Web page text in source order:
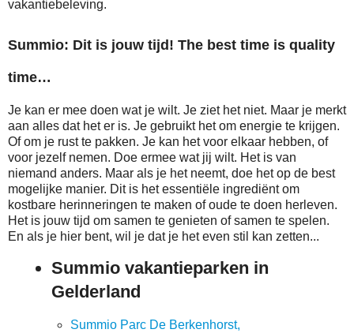
vakantiebeleving.
Summio: Dit is jouw tijd! The best time is quality
time…
Je kan er mee doen wat je wilt. Je ziet het niet. Maar je merkt
aan alles dat het er is. Je gebruikt het om energie te krijgen.
Of om je rust te pakken. Je kan het voor elkaar hebben, of
voor jezelf nemen. Doe ermee wat jij wilt. Het is van
niemand anders. Maar als je het neemt, doe het op de best
mogelijke manier. Dit is het essentiële ingrediënt om
kostbare herinneringen te maken of oude te doen herleven.
Het is jouw tijd om samen te genieten of samen te spelen.
En als je hier bent, wil je dat je het even stil kan zetten...
Summio vakantieparken in
Gelderland
Summio Parc De Berkenhorst,